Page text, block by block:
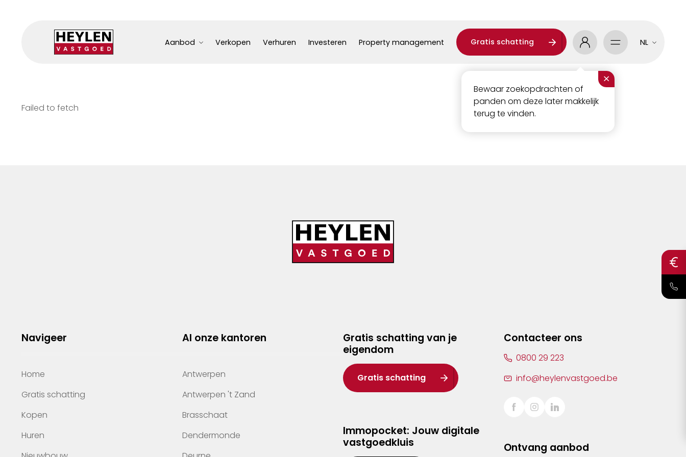
Aanbod Verkopen Verhuren Investeren Property management Gratis schatting
×
Bewaar zoekopdrachten of
panden om deze later makkelijk
terug te vinden.
NL
Failed to fetch
Navigeer
Home
Gratis schatting
Kopen
Huren
Al onze kantoren
Antwerpen
Antwerpen 't Zand
Brasschaat
Dendermonde
Gratis schatting van je
eigendom
Gratis schatting
Immopocket: Jouw digitale
vastgoedkluis
Contacteer ons
0800 29 223
info@heylenvastgoed.be
Ontvang aanbod